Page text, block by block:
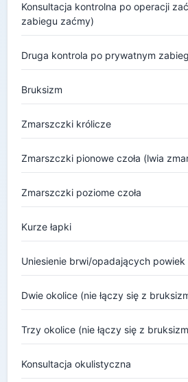
Konsultacja kontrolna po operacji
zabiegu zaćmy)
Druga kontrola po prywatnym
Bruksizm
Zmarszczki królicze
Zmarszczki pionowe czoła (lwia
Zmarszczki poziome czoła
Kurze łapki
Uniesienie brwi/opadających powiek
Dwie okolice (nie łączy się z
Trzy okolice (nie łączy się z
Konsultacja okulistyczna